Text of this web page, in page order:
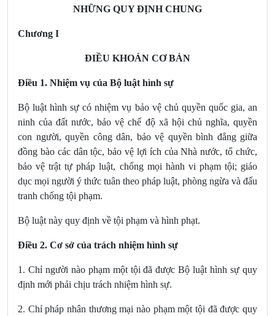
NHỮNG QUY ĐỊNH CHUNG
Chương I
ĐIỀU KHOẢN CƠ BẢN
Điều 1. Nhiệm vụ của Bộ luật hình sự
Bộ luật hình sự có nhiệm vụ bảo vệ chủ quyền quốc gia, an
ninh của đất nước, bảo vệ chế độ xã hội chủ nghĩa, quyền
con người, quyền công dân, bảo vệ quyền bình đẳng giữa
đồng bào các dân tộc, bảo vệ lợi ích của Nhà nước, tổ chức,
bảo vệ trật tự pháp luật, chống mọi hành vi phạm tội; giáo
dục mọi người ý thức tuân theo pháp luật, phòng ngừa và đấu
tranh chống tội phạm.
Bộ luật này quy định về tội phạm và hình phạt.
Điều 2. Cơ sở của trách nhiệm hình sự
1. Chỉ người nào phạm một tội đã được Bộ luật hình sự quy
định mới phải chịu trách nhiệm hình sự.
2. Chỉ pháp nhân thương mại nào phạm một tội đã được quy